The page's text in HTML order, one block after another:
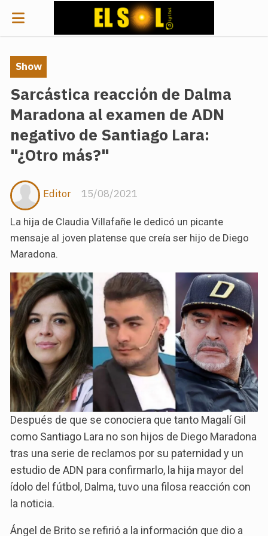
Sarcástica reacción de Dalma
Maradona al examen de ADN
negativo de Santiago Lara:
"¿Otro más?"
La hija de Claudia Villafañe le dedicó un picante
mensaje al joven platense que creía ser hijo de Diego
Maradona.
Show
15/08/2021
Editor
Después de que se conociera que tanto Magalí Gil
como Santiago Lara no son hijos de Diego Maradona
tras una serie de reclamos por su paternidad y un
estudio de ADN para confirmarlo, la hija mayor del
ídolo del fútbol, Dalma, tuvo una filosa reacción con
la noticia.
Ángel de Brito se refirió a la información que dio a